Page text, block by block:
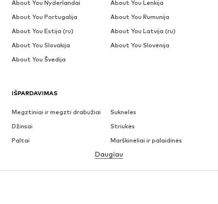
IŠPARDAVIMAS
Megztiniai ir megzti drabužiai
Suknelės
Džinsai
Striukės
Paltai
Marškinėliai ir palaidinės
Apatiniai
Daugiau
About You Nyderlandai
About You Lenkija
About You Portugalija
About You Rumunija
About You Estija (ru)
About You Latvija (ru)
About You Slovakija
About You Slovėnija
About You Švedija